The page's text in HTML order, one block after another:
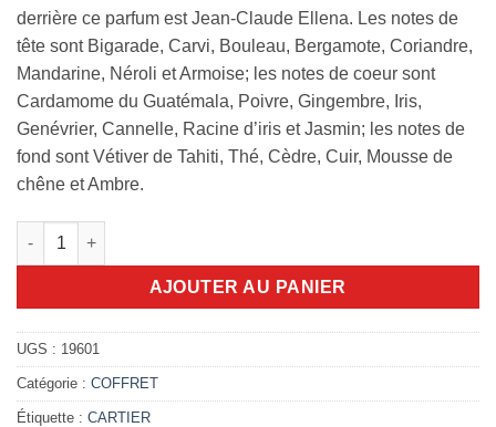
derrière ce parfum est Jean-Claude Ellena. Les notes de
tête sont Bigarade, Carvi, Bouleau, Bergamote, Coriandre,
Mandarine, Néroli et Armoise; les notes de coeur sont
Cardamome du Guatémala, Poivre, Gingembre, Iris,
Genévrier, Cannelle, Racine d’iris et Jasmin; les notes de
fond sont Vétiver de Tahiti, Thé, Cèdre, Cuir, Mousse de
chêne et Ambre.
quantité de Cartier Déclaration - Coffet Eau de toilette 50ml
AJOUTER AU PANIER
UGS : 19601
Catégorie : COFFRET
Étiquette : CARTIER